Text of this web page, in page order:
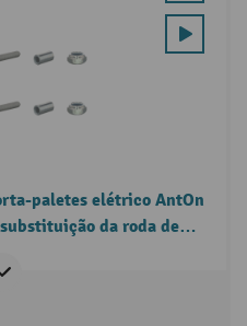
paletes elétrico AntOn
da roda de